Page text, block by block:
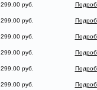
299.00 руб.
299.00 руб.
299.00 руб.
299.00 руб.
299.00 руб.
299.00 руб.